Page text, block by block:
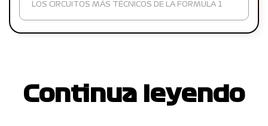
LOS CIRCUITOS MÁS TÉCNICOS DE LA FORMULA 1
Continua leyendo